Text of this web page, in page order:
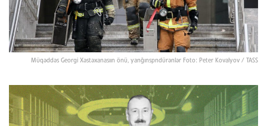
Müqəddəs Georgi Xəstəxanasıın önü, yanğınspndürənlər Foto: Peter Kovalyov / TASS